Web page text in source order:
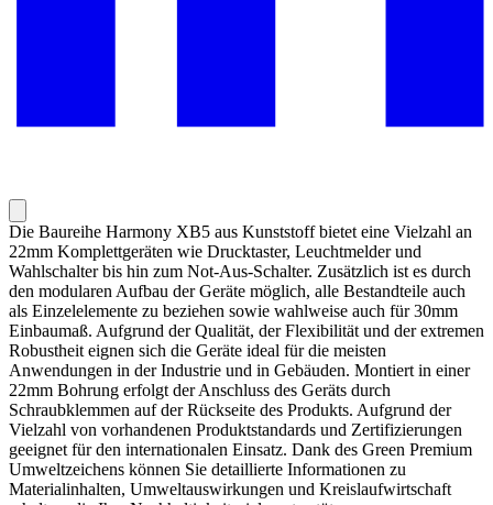
Die Baureihe Harmony XB5 aus Kunststoff bietet eine Vielzahl an
22mm Komplettgeräten wie Drucktaster, Leuchtmelder und
Wahlschalter bis hin zum Not-Aus-Schalter. Zusätzlich ist es durch
den modularen Aufbau der Geräte möglich, alle Bestandteile auch
als Einzelelemente zu beziehen sowie wahlweise auch für 30mm
Einbaumaß. Aufgrund der Qualität, der Flexibilität und der extremen
Robustheit eignen sich die Geräte ideal für die meisten
Anwendungen in der Industrie und in Gebäuden. Montiert in einer
22mm Bohrung erfolgt der Anschluss des Geräts durch
Schraubklemmen auf der Rückseite des Produkts. Aufgrund der
Vielzahl von vorhandenen Produktstandards und Zertifizierungen
geeignet für den internationalen Einsatz. Dank des Green Premium
Umweltzeichens können Sie detaillierte Informationen zu
Materialinhalten, Umweltauswirkungen und Kreislaufwirtschaft